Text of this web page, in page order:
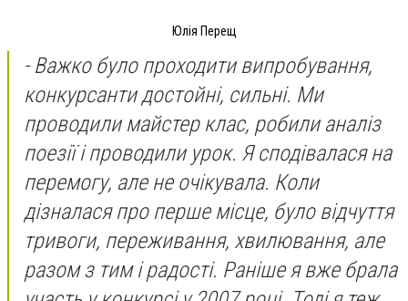
Юлія Перещ
-Важко було проходити випробування,
конкурсанти достойні, сильні. Ми
проводили майстер клас, робили аналіз
поезії і проводили урок. Я сподівалася на
перемогу, але не очікувала. Коли
дізналася про перше місце, було відчуття
тривоги, переживання, хвилювання, але
разом з тим і радості. Раніше я вже брала